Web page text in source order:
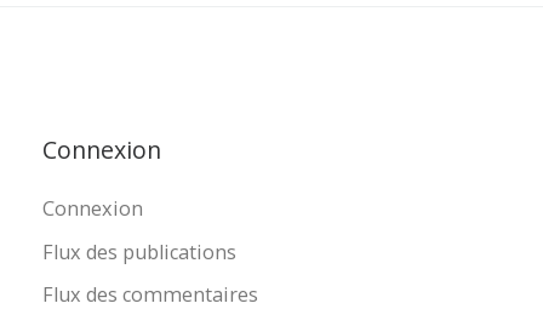
Connexion
Connexion
Flux des publications
Flux des commentaires